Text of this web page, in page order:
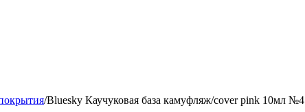
/Bluesky Каучуковая база камуфляж/cover pink 10мл №4